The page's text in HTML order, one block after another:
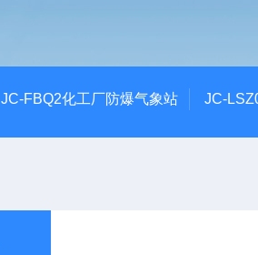
JC-FBQ2化工厂防爆气象站 JC-